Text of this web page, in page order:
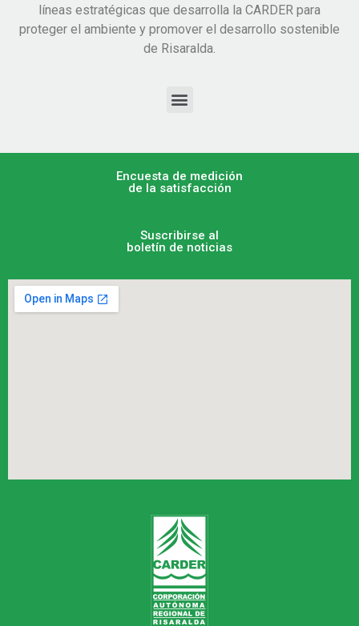
líneas estratégicas que desarrolla la CARDER para
proteger el ambiente y promover el desarrollo sostenible
de Risaralda.
Encuesta de medición
de la satisfacción
Suscribirse al
boletín de noticias